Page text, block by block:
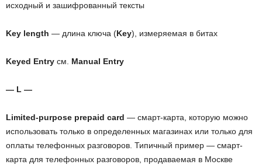
исходный и зашифрованный тексты
Key length — длина ключа (Key), измеряемая в битах
Keyed Entry см. Manual Entry
— L —
Limited-purpose prepaid card — смарт-карта, которую можно
использовать только в определенных магазинах или только для
оплаты телефонных разговоров. Типичный пример — смарт-
карта для телефонных разговоров, продаваемая в Москве